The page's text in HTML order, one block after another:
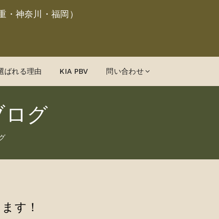
神奈川・福岡）
ばれる理由 KIA PBV 問い合わせ
ログ
す！